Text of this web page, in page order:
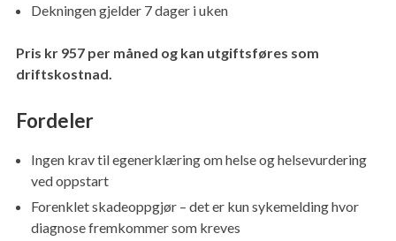
Dekningen gjelder 7 dager i uken
Pris kr 957 per måned og kan utgiftsføres som
driftskostnad.
Fordeler
Ingen krav til egenerklæring om helse og helsevurdering
ved oppstart
Forenklet skadeoppgjør – det er kun sykemelding hvor
diagnose fremkommer som kreves